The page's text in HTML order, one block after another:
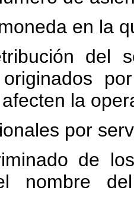
en la
del
la
por
de
nombre